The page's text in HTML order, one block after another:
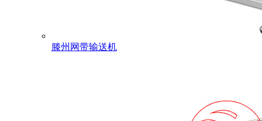
滕州网带输送机